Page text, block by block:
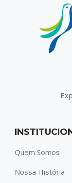
Quem Somos
Nossa História